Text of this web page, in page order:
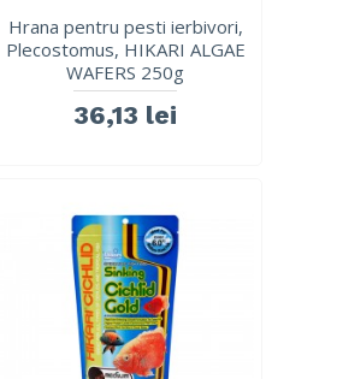
Hrana pentru pesti ierbivori,
Plecostomus, HIKARI ALGAE
WAFERS 250g
36,13 lei